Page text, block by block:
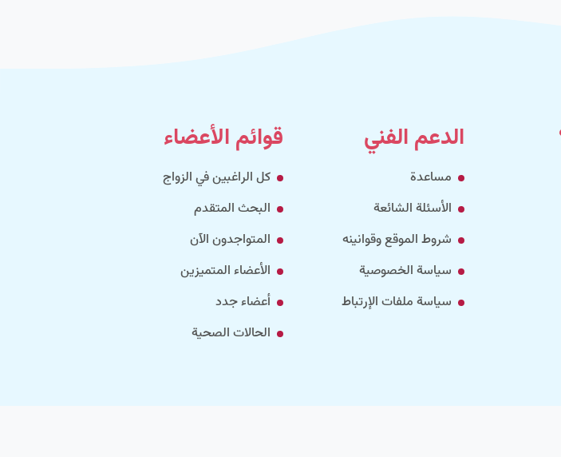
الدعم الفني
مساعدة
الأسئلة الشائعة
شروط الموقع وقوانينه
سياسة الخصوصية
سياسة ملفات الإرتباط
قوائم الأعضاء
كل الراغبين في الزواج
البحث المتقدم
المتواجدون الآن
الأعضاء المتميزين
أعضاء جدد
الحالات الصحية